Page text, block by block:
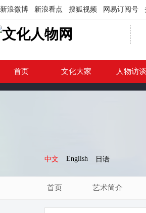
新浪微博 新浪看点 搜狐视频 网易订阅号
首页 文化大家 人物访谈
中文 English 日语
首页 艺术简介